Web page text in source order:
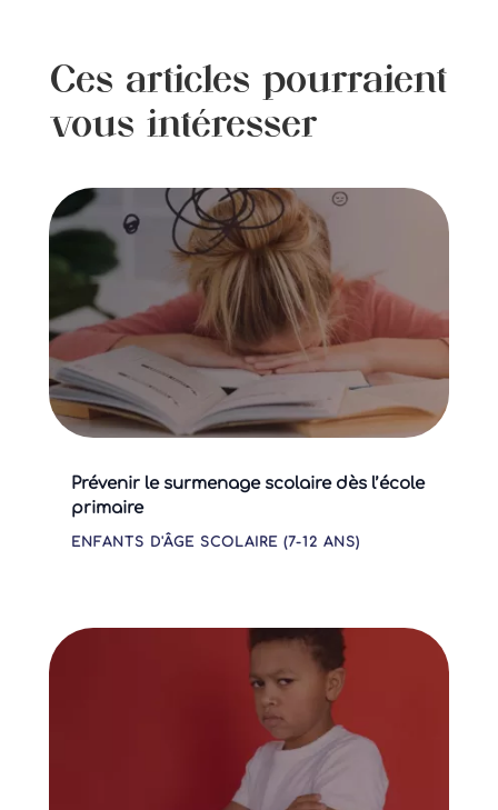
Ces articles pourraient
vous intéresser
Prévenir le surmenage scolaire dès l’école
primaire
ENFANTS D'ÂGE SCOLAIRE (7-12 ANS)